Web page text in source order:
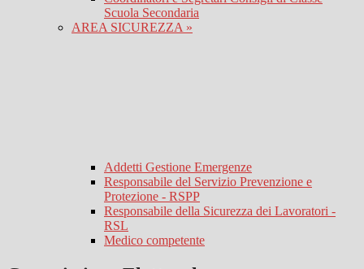
Scuola Secondaria
AREA SICUREZZA »
Addetti Gestione Emergenze
Responsabile del Servizio Prevenzione e
Protezione - RSPP
Responsabile della Sicurezza dei Lavoratori -
RSL
Medico competente